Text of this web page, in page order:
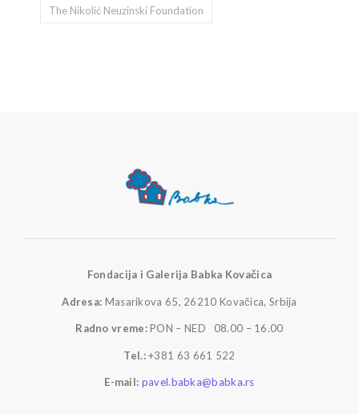
The Nikolić Neuzinski Foundation
Fondacija i Galerija Babka Kovačica
Adresa: Masarikova 65, 26210 Kovačica, Srbija
Radno vreme:PON – NED 08.00 – 16.00
Tel.:+381 63 661 522
E-mail: pavel.babka@babka.rs